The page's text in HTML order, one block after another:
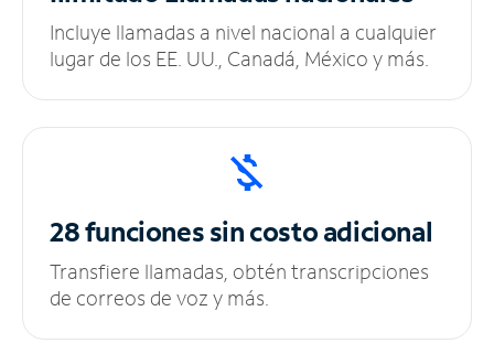
Incluye llamadas a nivel nacional a cualquier
lugar de los EE. UU., Canadá, México y más.
28 funciones sincosto adicional
Transfiere llamadas, obtén transcripciones
de correos de voz y más.